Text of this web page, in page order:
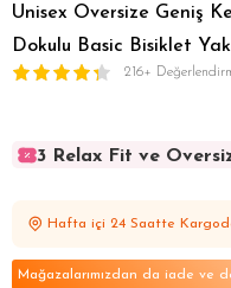
Unisex Oversize Geniş
Dokulu Basic Bisiklet
216+
3 Relax Fit ve
3 Relax Fit ve
Hafta içi 24 Saatte
Mağazalarımızdan da iade ve